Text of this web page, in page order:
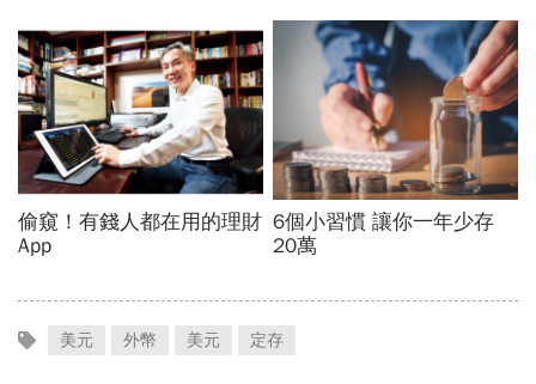
美元 外幣 美元 定存